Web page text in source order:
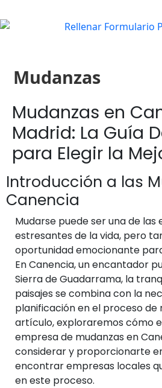
Mudanzas
Mudanzas en
Madrid: La Guía
para Elegir la
Introducción a las
Canencia
Mudarse puede ser una de las
estresantes de la vida, pero
oportunidad emocionante
En Canencia, un encantador
Sierra de Guadarrama, la
paisajes se combina con la
planificación en el proceso de
artículo, exploraremos cómo
empresa de mudanzas en
considerar y proporcionarte
encontrar empresas locales
en este proceso.